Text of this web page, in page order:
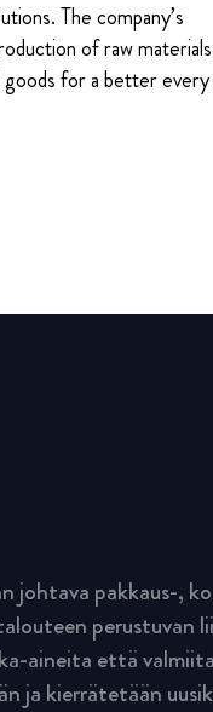
The company’s
of raw
for a better every
johtava pakkaus-,
perustuvan
aineita että
ja kierrätetään